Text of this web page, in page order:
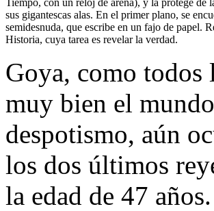
sus gigantescas alas. En el primer plano, se
semidesnuda, que escribe en un fajo de papel.
Historia, cuya tarea es revelar la verdad.
Goya, como todos
muy bien el
despotismo, aún
los dos últimos
la edad de 47 años.